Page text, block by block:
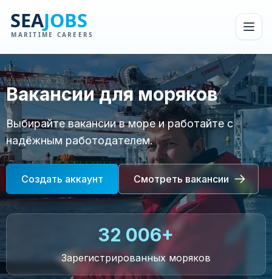
Вакансии для моряков
Выбирайте вакансии в море и работайте с
надёжным работодателем.
Создать аккаунт Смотреть вакансии
32 006+
Зарегистрированных моряков